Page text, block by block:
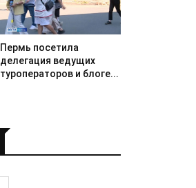
Пермь посетила
делегация ведущих
туроператоров и блоге...